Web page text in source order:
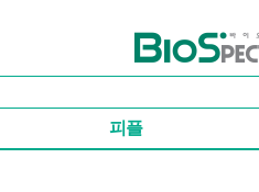
바이오스펙테이터
피플